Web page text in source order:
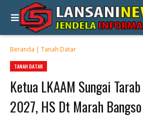
Beranda | Tanah Datar
TANAH DATAR
Ketua LKAAM Sungai
2027, HS Dt Marah Bangso